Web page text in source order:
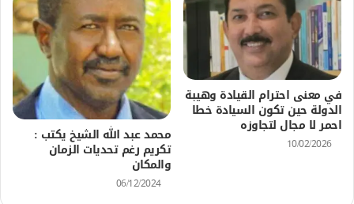
في معنى احترام القيادة وهيبة
الدولة حين تكون السيادة خطا
احمر لا مجال لتجاوزه
10/02/2026 محمد عبد الله الشيخ يكتب :
تكريم رغم تحديات الزمان
والمكان
06/12/2024